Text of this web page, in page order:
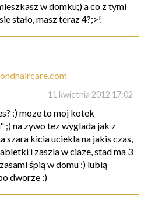
w domku;) a co z tymi
stało, masz teraz 4?;>!
11 kwietnia 2012 17:02
:) moze to moj kotek
;) na zywo tez wyglada jak z
szara kicia uciekla na jakis czas,
i zaszla w ciaze, stad ma 3
śpią w domu :) lubią
dworze :)